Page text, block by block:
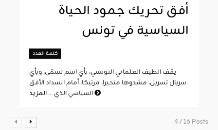
أفق تحريك جمود الحياة
السياسية في تونس
كلمة العدد
يقف الطيف العلماني التونسي، بأي اسم تسمّى، وبأي
سربال تسربل، مشدوها متحيرا، مرتبكا، أمام انسداد الأفق
السياسي الذي ...
4 / 16 Posts